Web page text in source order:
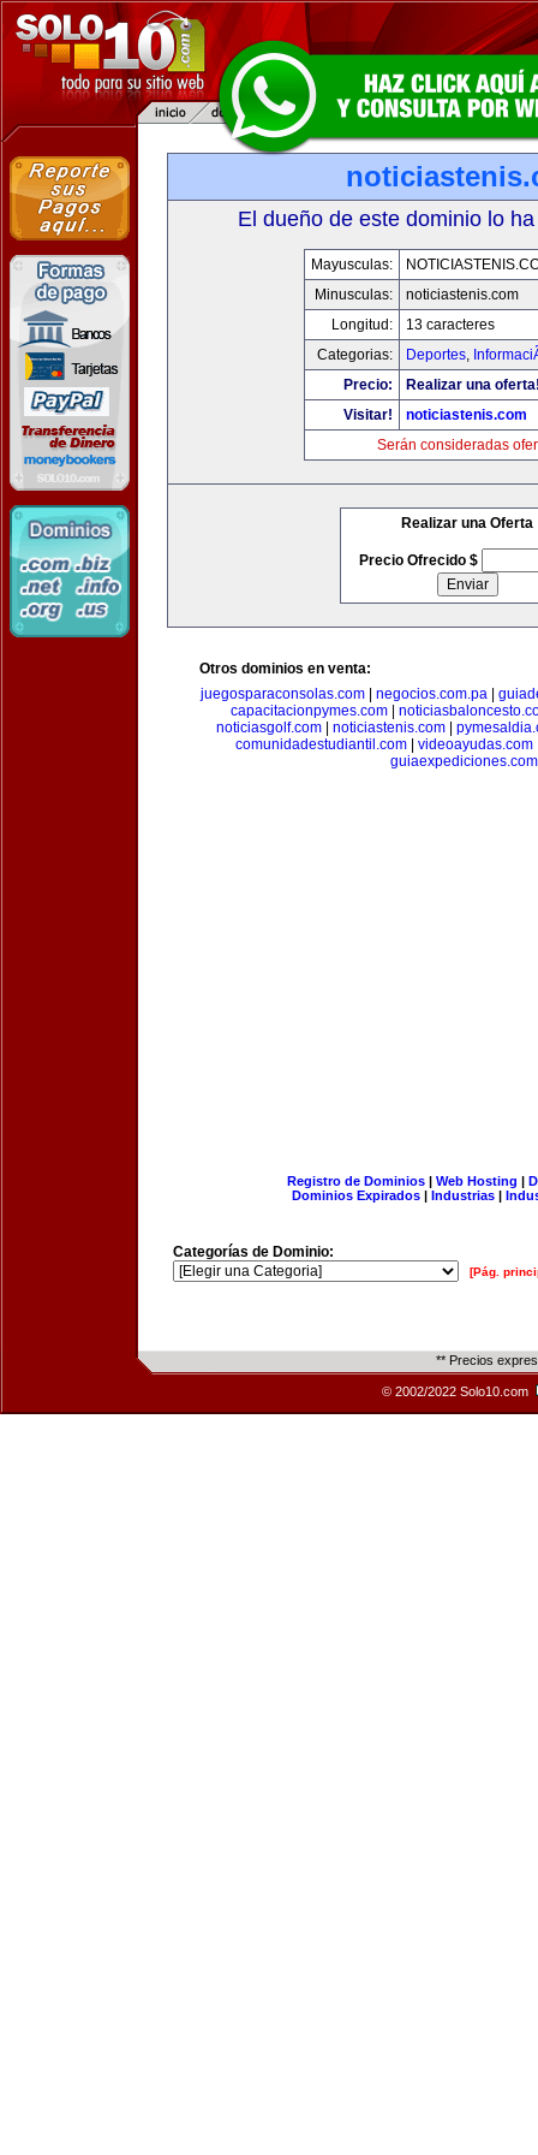
El dueño de este dominio lo
Mayusculas:
Minusculas:
noticiastenis.com
Longitud:
13 caracteres
Categorias:
Deportes,
Precio:
Realizar una
Visitar!
noticiastenis.com
Serán consideradas
Realizar una Oferta
Precio Ofrecido $
Otros dominios en venta:
juegosparaconsolas.com| negocios.com.pa|
capacitacionpymes.com|
noticiasgolf.com| noticiastenis.com|
comunidadestudiantil.com| videoayudas.com
guiaexpediciones.com
Registro de Dominios| Web Hosting |
Dominios Expirados | Industrias |
Categorías de Dominio:
[Pág.
** Precios
© 2002/2022 Solo10.com